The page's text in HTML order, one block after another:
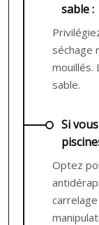
sable :
séchage
mouillés.
sable.
Si
Optez